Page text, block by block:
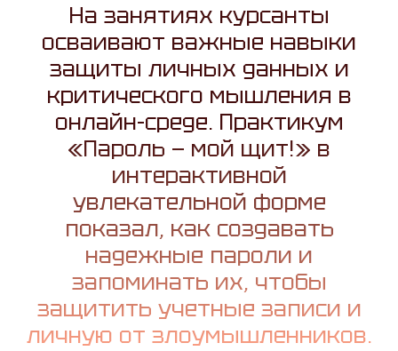
На занятиях курсанты
осваивают важные навыки
защиты личных данных и
критического мышления в
онлайн-среде. Практикум
«Пароль — мой щит!» в
интерактивной
увлекательной форме
показал, как создавать
надежные пароли и
запоминать их, чтобы
защитить учетные записи и
личную от злоумышленников.